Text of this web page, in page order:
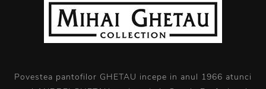
Povestea pantofilor GHETAU incepe in anul 1966 atunci